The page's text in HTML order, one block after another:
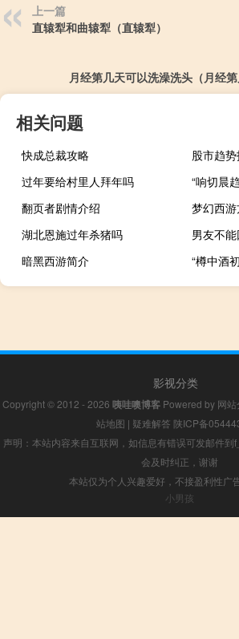
上一篇
直辕犁和曲辕犁（直辕犁）
月经第几天可以洗澡洗头（月经第
相关问题
快成总裁攻略
股市趋
过年要给村里人拜年吗
“响切晨
翻页者剧情介绍
梦幻西
湖北恩施过年杀猪吗
男友不
暗黑西游简介
“樽中酒
影视分类
Copyright © 2012 - 2026 咦哇噢博客 Powered by 网
站地图 | 疑难解答 陕ICP备
声明：本站内容来自互联网，如信息有错误可发邮件
会及时纠正，谢谢
本站仅为个人兴趣爱好，不接盈利性广
小男孩